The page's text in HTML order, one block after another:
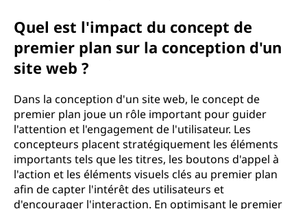
Quel est l'impact du concept de
premier plan sur la conception d'un
site web ?
Dans la conception d'un site web, le concept de
premier plan joue un rôle important pour guider
l'attention et l'engagement de l'utilisateur. Les
concepteurs placent stratégiquement les éléments
importants tels que les titres, les boutons d'appel à
l'action et les éléments visuels clés au premier plan
afin de capter l'intérêt des utilisateurs et
d'encourager l'interaction. En optimisant le premier